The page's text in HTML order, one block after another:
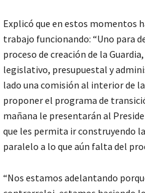
Explicó que en estos momentos
trabajo funcionando: “Uno para
proceso de creación de la
legislativo, presupuestal y
lado una comisión al interior de
proponer el programa de
mañana le presentarán al
que les permita ir construyendo
paralelo a lo que aún falta del
“Nos estamos adelantando